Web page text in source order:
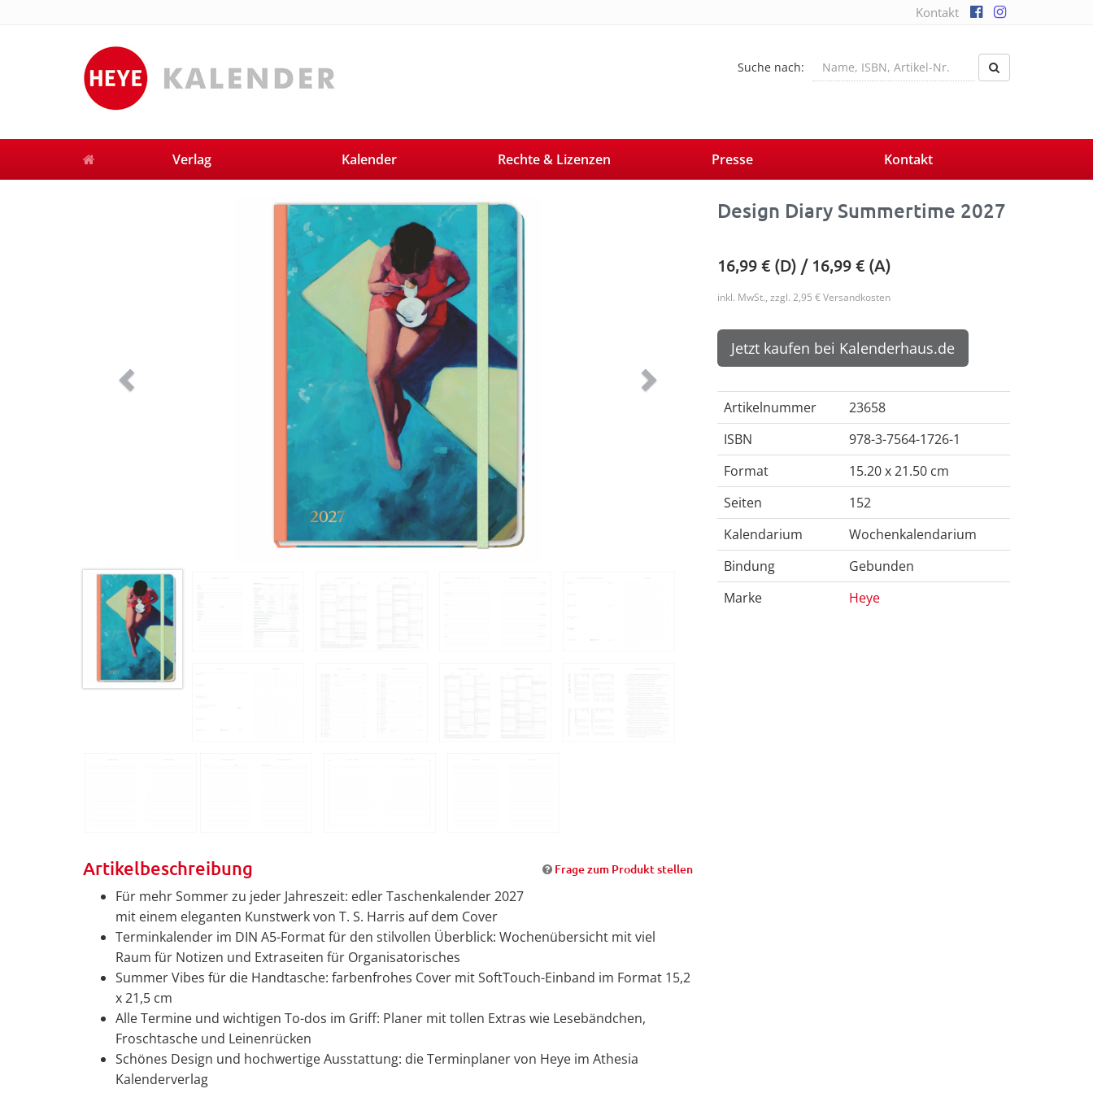
Kontakt
Suche nach:
Verlag Kalender Rechte & Lizenzen Presse Kontakt
Artikelbeschreibung Frage zum Produkt stellen
Für mehr Sommer zu jeder Jahreszeit: edler Taschenkalender 2027
mit einem eleganten Kunstwerk von T. S. Harris auf dem Cover
Terminkalender im DIN A5-Format für den stilvollen Überblick: Wochenübersicht mit viel
Raum für Notizen und Extraseiten für Organisatorisches
Summer Vibes für die Handtasche: farbenfrohes Cover mit SoftTouch-Einband im Format 15,2
x 21,5 cm
Alle Termine und wichtigen To-dos im Griff: Planer mit tollen Extras wie Lesebändchen,
Froschtasche und Leinenrücken
Schönes Design und hochwertige Ausstattung: die Terminplaner von Heye im Athesia
Kalenderverlag
Design Diary Summertime 2027
16,99€ (D) / 16,99€ (A)
inkl. MwSt., zzgl. 2,95 € Versandkosten
Jetzt kaufen bei Kalenderhaus.de
Artikelnummer
23658
ISBN
978-3-7564-1726-1
Format
15.20 x 21.50 cm
Seiten
152
Kalendarium
Wochenkalendarium
Bindung
Gebunden
Marke
Heye